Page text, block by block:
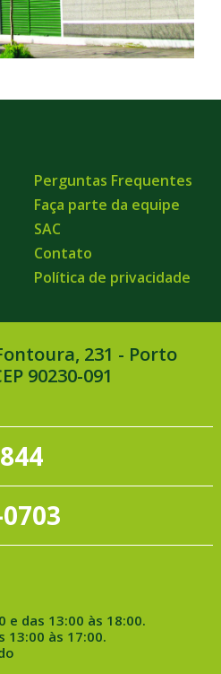
Perguntas Frequentes
Faça parte da equipe
SAC
Contato
Política de privacidade
231 - Porto
90230-091
e das 13:00 às 18:00.
13:00 às 17:00.